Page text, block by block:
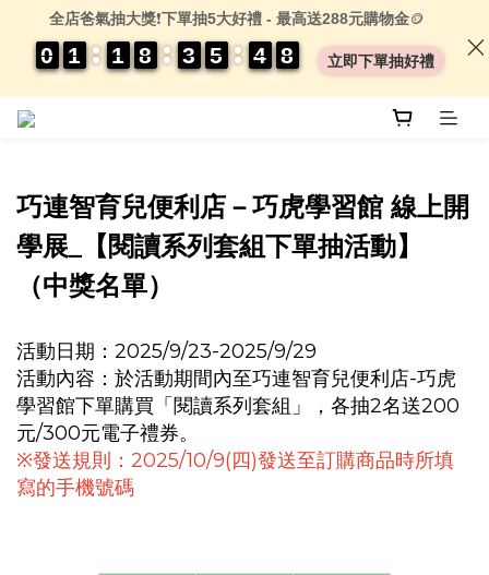
巧連智育兒便利店－巧虎學習館 線上開
學展_【閱讀系列套組下單抽活動】
（中獎名單）
活動日期：2025/9/23-2025/9/29
活動內容：於活動期間內至巧連智育兒便利店-巧虎
學習館下單購買「閱讀系列套組」，各抽2名送200
元/300元電子禮券。
※發送規則：2025/10/9(四)發送至訂購商品時所填
寫的手機號碼
全店爸氣抽大獎❗下單抽5大好禮 - 最高送288元購物金🪙
DAYS
0
0
0
0 1
1
1
1
HRS
1
1
1
1 8
8
8
8
MIN
3
3
3
3 5
5
5
5
SEC
4
4
4
4 0
0
8
8
8
8 立即下單抽好禮